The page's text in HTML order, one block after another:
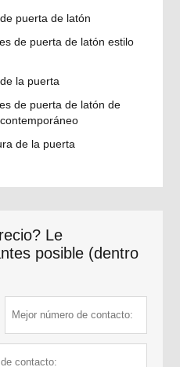
puerta de latón
de puerta de latón estilo
la puerta
de puerta de latón de
de la puerta
Le
posible (dentro